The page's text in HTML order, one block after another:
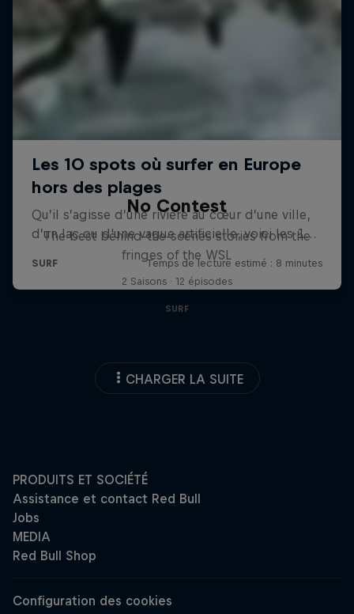
No Contest
The best behind-the-scenes stories from the
fringes of the WSL
2 Saisons · 12 épisodes
SURF
CHARGER LA SUITE